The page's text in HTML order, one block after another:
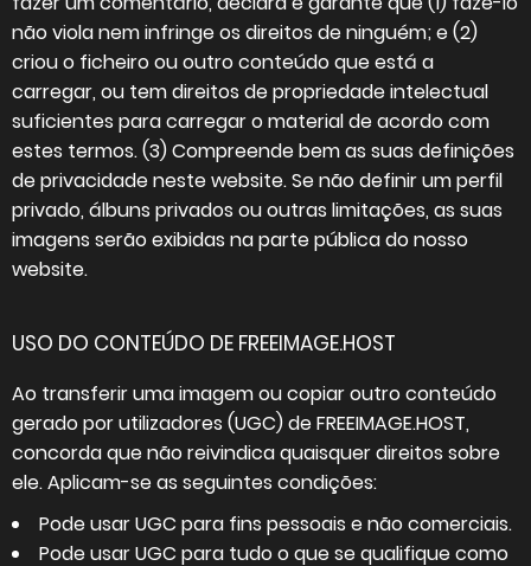
não viola nem infringe os direitos de ninguém; e (2)
criou o ficheiro ou outro conteúdo que está a
carregar, ou tem direitos de propriedade intelectual
suficientes para carregar o material de acordo com
estes termos. (3) Compreende bem as suas definições
de privacidade neste website. Se não definir um perfil
privado, álbuns privados ou outras limitações, as suas
imagens serão exibidas na parte pública do nosso
website.
USO DO CONTEÚDO DE FREEIMAGE.HOST
Ao transferir uma imagem ou copiar outro conteúdo
gerado por utilizadores (UGC) de FREEIMAGE.HOST,
concorda que não reivindica quaisquer direitos sobre
ele. Aplicam-se as seguintes condições:
Pode usar UGC para fins pessoais e não comerciais.
Pode usar UGC para tudo o que se qualifique como